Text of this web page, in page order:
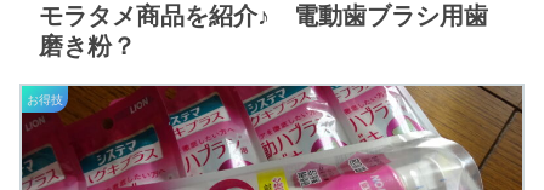
モラタメ商品を紹介♪ 電動歯ブラシ用歯
磨き粉？
お得技